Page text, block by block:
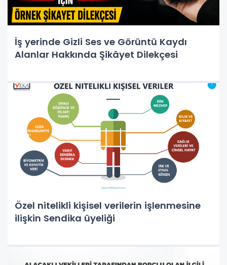
İş yerinde Gizli Ses ve Görüntü Kaydı
Alanlar Hakkında Şikâyet Dilekçesi
Özel nitelikli kişisel verilerin işlenmesine
ilişkin Sendika üyeliği